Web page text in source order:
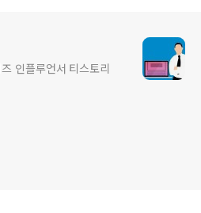
인플루언서 티스토리